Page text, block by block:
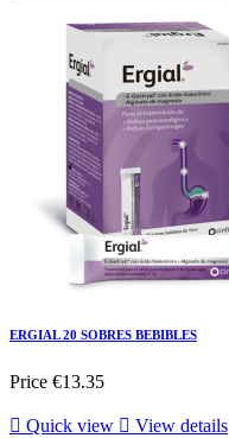
ERGIAL 20 SOBRES BEBIBLES
Price €13.35
 Quick view  View details